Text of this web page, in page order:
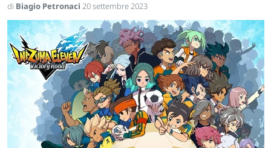
di Biagio Petronaci 20 settembre 2023